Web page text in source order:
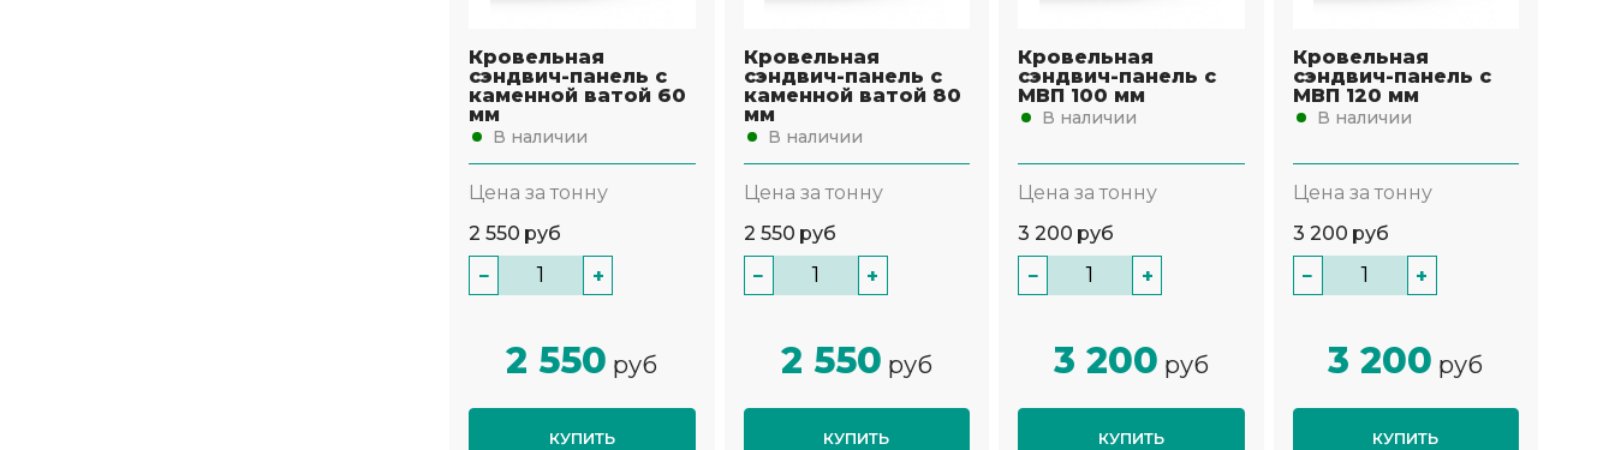
Кровельная
сэндвич-панель с
каменной ватой 60
мм
В наличии
Цена за тонну
2 550 руб
−
+
2 550 руб
КУПИТЬ
Кровельная
сэндвич-панель с
каменной ватой 80
мм
В наличии
Цена за тонну
2 550 руб
−
+
2 550 руб
КУПИТЬ
Кровельная
сэндвич-панель с
МВП 100 мм
В наличии
Цена за тонну
3 200 руб
−
+
3 200 руб
КУПИТЬ
Кровельная
сэндвич-панель с
МВП 120 мм
В наличии
Цена за тонну
3 200 руб
−
+
3 200 руб
КУПИТЬ